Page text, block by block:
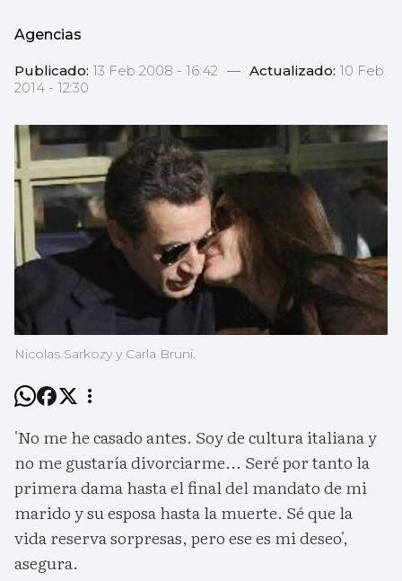
Agencias
Publicado: 13 Feb 2008 - 16:42 — Actualizado: 10 Feb
2014 - 12:30
Nicolas Sarkozy y Carla Bruni.
'No me he casado antes. Soy de cultura italiana y
no me gustaría divorciarme... Seré por tanto la
primera dama hasta el final del mandato de mi
marido y su esposa hasta la muerte. Sé que la
vida reserva sorpresas, pero ese es mi deseo',
asegura.